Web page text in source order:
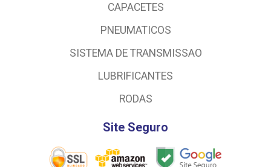
CAPACETES
PNEUMATICOS
SISTEMA DE TRANSMISSAO
LUBRIFICANTES
RODAS
Site Seguro